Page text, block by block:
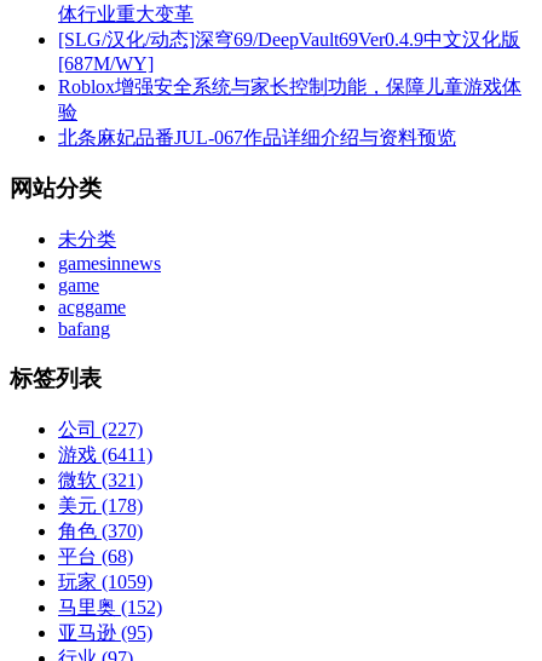
体行业重大变革
[SLG/汉化/动态]深穹69/DeepVault69Ver0.4.9中文汉化版
[687M/WY]
Roblox增强安全系统与家长控制功能，保障儿童游戏体
验
北条麻妃品番JUL-067作品详细介绍与资料预览
网站分类
未分类
gamesinnews
game
acggame
bafang
标签列表
公司 (227)
游戏 (6411)
微软 (321)
美元 (178)
角色 (370)
平台 (68)
玩家 (1059)
马里奥 (152)
亚马逊 (95)